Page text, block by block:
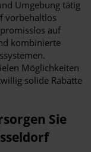
Umgebung tätig
vorbehaltlos
auf
kombinierte
Möglichkeiten
solide Rabatte
Sie